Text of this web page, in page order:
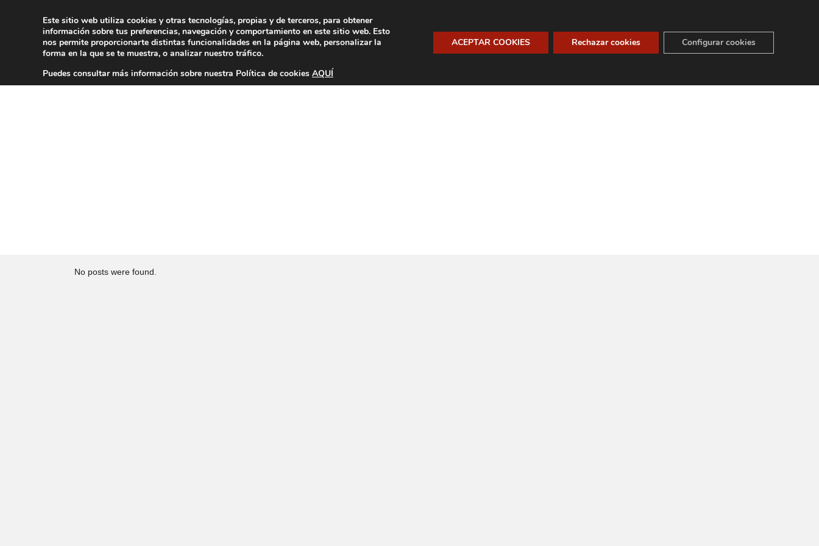
VIÑEDOS DE ALTURA NUESTROS VINOS NOTICIAS HISTORIA TIENDA CONTACTO ESPAÑOL
No posts were found.
Este sitio web utiliza cookies y otras tecnologías, propias y de terceros, para obtener
información sobre tus preferencias, navegación y comportamiento en este sitio web. Esto
nos permite proporcionarte distintas funcionalidades en la página web, personalizar la
forma en la que se te muestra, o analizar nuestro tráfico.
Puedes consultar más información sobre nuestra Política de cookies AQUÍ
ACEPTAR COOKIES Rechazar cookies Configurar cookies